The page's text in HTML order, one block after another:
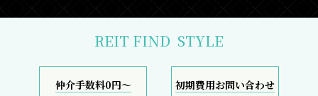
REIT FIND STYLE
仲介手数料0円～ 初期費用お問い合わせ